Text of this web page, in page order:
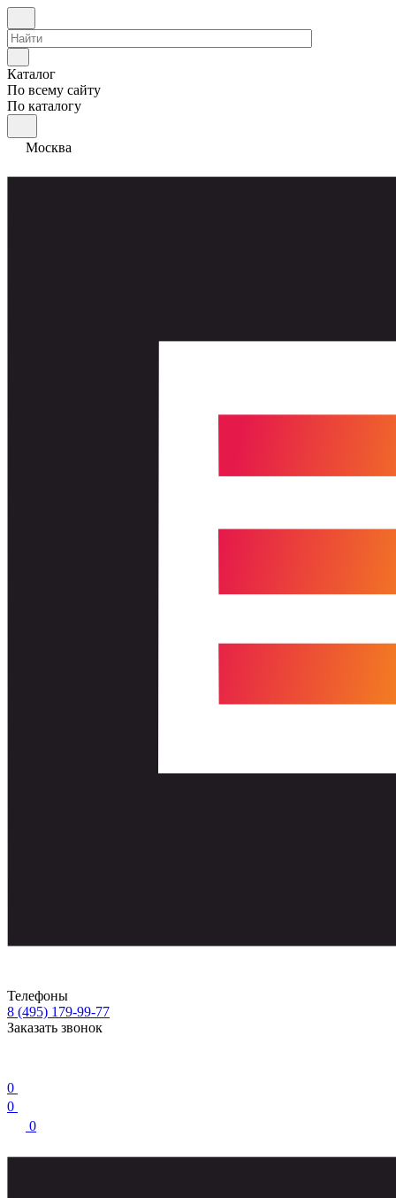
Каталог
По всему сайту
По каталогу
Москва
Телефоны
8 (495) 179-99-77
Заказать звонок
0
0
0